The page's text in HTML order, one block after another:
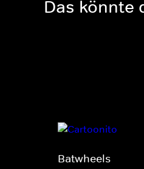
Das könnte
Batwheels